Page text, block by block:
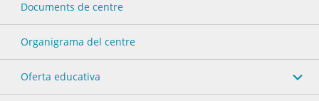
Documents de centre
Organigrama del centre
Oferta educativa